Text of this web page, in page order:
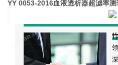
YY 0053-2016血液透析器超滤率测